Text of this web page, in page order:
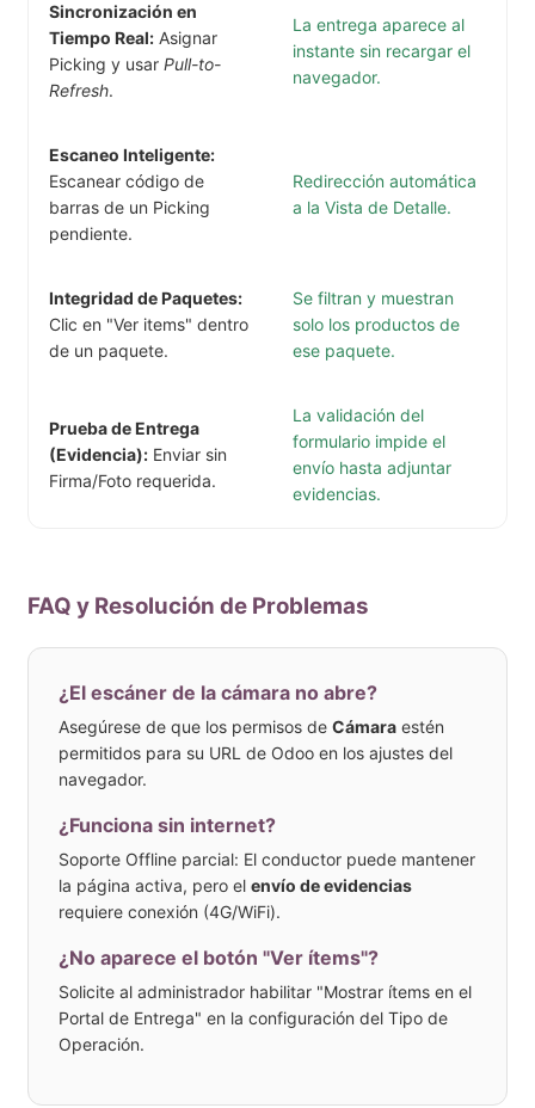
Sincronización en
Tiempo Real: Asignar
Picking y usar Pull-to-
Refresh.
La entrega aparece al
instante sin recargar el
navegador.
Escaneo Inteligente:
Escanear código de
barras de un Picking
pendiente.
Redirección automática
a la Vista de Detalle.
Integridad de Paquetes:
Clic en "Ver items" dentro
de un paquete.
Se filtran y muestran
solo los productos de
ese paquete.
Prueba de Entrega
(Evidencia): Enviar sin
Firma/Foto requerida.
La validación del
formulario impide el
envío hasta adjuntar
evidencias.
FAQ y Resolución de Problemas
¿El escáner de la cámara no abre?
Asegúrese de que los permisos de Cámara estén
permitidos para su URL de Odoo en los ajustes del
navegador.
¿Funciona sin internet?
Soporte Offline parcial: El conductor puede mantener
la página activa, pero el envío de evidencias
requiere conexión (4G/WiFi).
¿No aparece el botón "Ver ítems"?
Solicite al administrador habilitar "Mostrar ítems en el
Portal de Entrega" en la configuración del Tipo de
Operación.